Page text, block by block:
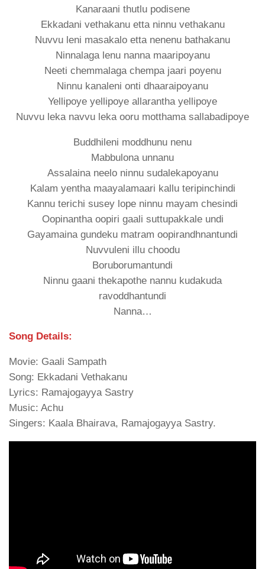
Kanaraani thutlu podisene
Ekkadani vethakanu etta ninnu vethakanu
Nuvvu leni masakalo etta nenenu bathakanu
Ninnalaga lenu nanna maaripoyanu
Neeti chemmalaga chempa jaari poyenu
Ninnu kanaleni onti dhaaraipoyanu
Yellipoye yellipoye allarantha yellipoye
Nuvvu leka navvu leka ooru motthama sallabadipoye
Buddhileni moddhunu nenu
Mabbulona unnanu
Assalaina neelo ninnu sudalekapoyanu
Kalam yentha maayalamaari kallu teripinchindi
Kannu terichi susey lope ninnu mayam chesindi
Oopinantha oopiri gaali suttupakkale undi
Gayamaina gundeku matram oopirandhnantundi
Nuvvuleni illu choodu
Boruborumantundi
Ninnu gaani thekapothe nannu kudakuda
ravoddhantundi
Nanna…
Song Details:
Movie: Gaali Sampath
Song: Ekkadani Vethakanu
Lyrics: Ramajogayya Sastry
Music: Achu
Singers: Kaala Bhairava, Ramajogayya Sastry.